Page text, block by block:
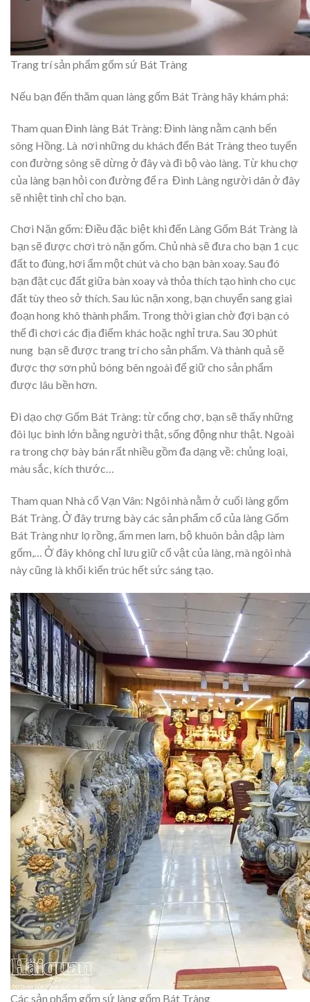
Trang trí sản phẩm gốm sứ Bát Tràng
Nếu bạn đến thăm quan làng gốm Bát Tràng hãy khám phá:
Tham quan Đình làng Bát Tràng: Đình làng nằm cạnh bến
sông Hồng. Là nơi những du khách đến Bát Tràng theo tuyến
con đường sông sẽ dừng ở đây và đi bộ vào làng. Từ khu chợ
của làng bạn hỏi con đường để ra Đình Làng người dân ở đây
sẽ nhiệt tình chỉ cho bạn.
Chơi Nặn gốm: Điều đặc biệt khi đến Làng Gốm Bát Tràng là
bạn sẽ được chơi trò nặn gốm. Chủ nhà sẽ đưa cho bạn 1 cục
đất to đùng, hơi ẩm một chút và cho bạn bàn xoay. Sau đó
bạn đặt cục đất giữa bàn xoay và thỏa thích tạo hình cho cục
đất tùy theo sở thích. Sau lúc nặn xong, bạn chuyển sang giai
đoạn hong khô thành phẩm. Trong thời gian chờ đợi bạn có
thể đi chơi các địa điểm khác hoặc nghỉ trưa. Sau 30 phút
nung bạn sẽ được trang trí cho sản phẩm. Và thành quả sẽ
được thợ sơn phủ bóng bên ngoài để giữ cho sản phẩm
được lâu bền hơn.
Đi dạo chợ Gốm Bát Tràng: từ cổng chợ, bạn sẽ thấy những
đôi lục bình lớn bằng người thật, sống động như thật. Ngoài
ra trong chợ bày bán rất nhiều gồm đa dạng về: chủng loại,
màu sắc, kích thước…
Tham quan Nhà cổ Vạn Vân: Ngôi nhà nằm ở cuối làng gốm
Bát Tràng. Ở đây trưng bày các sản phẩm cổ của làng Gốm
Bát Tràng như lọ rồng, ấm men lam, bộ khuôn bản dập làm
gốm,… Ở đây không chỉ lưu giữ cổ vật của làng, mà ngôi nhà
này cũng là khối kiến trúc hết sức sáng tạo.
Các sản phẩm gốm sứ làng gốm Bát Tràng